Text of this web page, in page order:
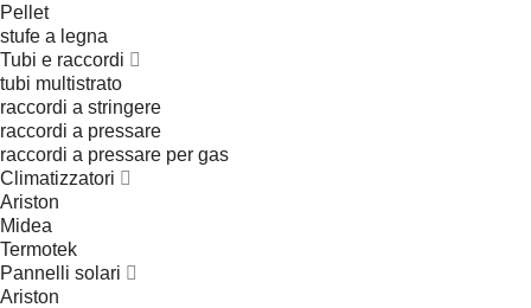
Pellet
stufe a legna
Tubi e raccordi
tubi multistrato
raccordi a stringere
raccordi a pressare
raccordi a pressare per gas
Climatizzatori
Ariston
Midea
Termotek
Pannelli solari
Ariston